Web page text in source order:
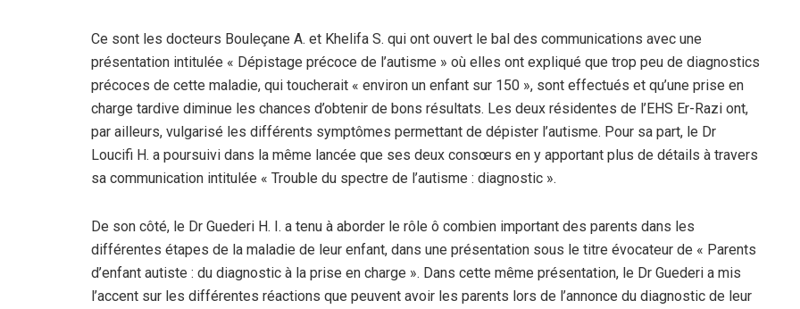
Ce sont les docteurs Bouleçane A. et Khelifa S. qui ont ouvert le bal des communications avec une
présentation intitulée « Dépistage précoce de l’autisme » où elles ont expliqué que trop peu de diagnostics
précoces de cette maladie, qui toucherait « environ un enfant sur 150 », sont effectués et qu’une prise en
charge tardive diminue les chances d’obtenir de bons résultats. Les deux résidentes de l’EHS Er-Razi ont,
par ailleurs, vulgarisé les différents symptômes permettant de dépister l’autisme. Pour sa part, le Dr
Loucifi H. a poursuivi dans la même lancée que ses deux consœurs en y apportant plus de détails à travers
sa communication intitulée « Trouble du spectre de l’autisme : diagnostic ».
De son côté, le Dr Guederi H. I. a tenu à aborder le rôle ô combien important des parents dans les
différentes étapes de la maladie de leur enfant, dans une présentation sous le titre évocateur de « Parents
d’enfant autiste : du diagnostic à la prise en charge ». Dans cette même présentation, le Dr Guederi a mis
l’accent sur les différentes réactions que peuvent avoir les parents lors de l’annonce du diagnostic de leur